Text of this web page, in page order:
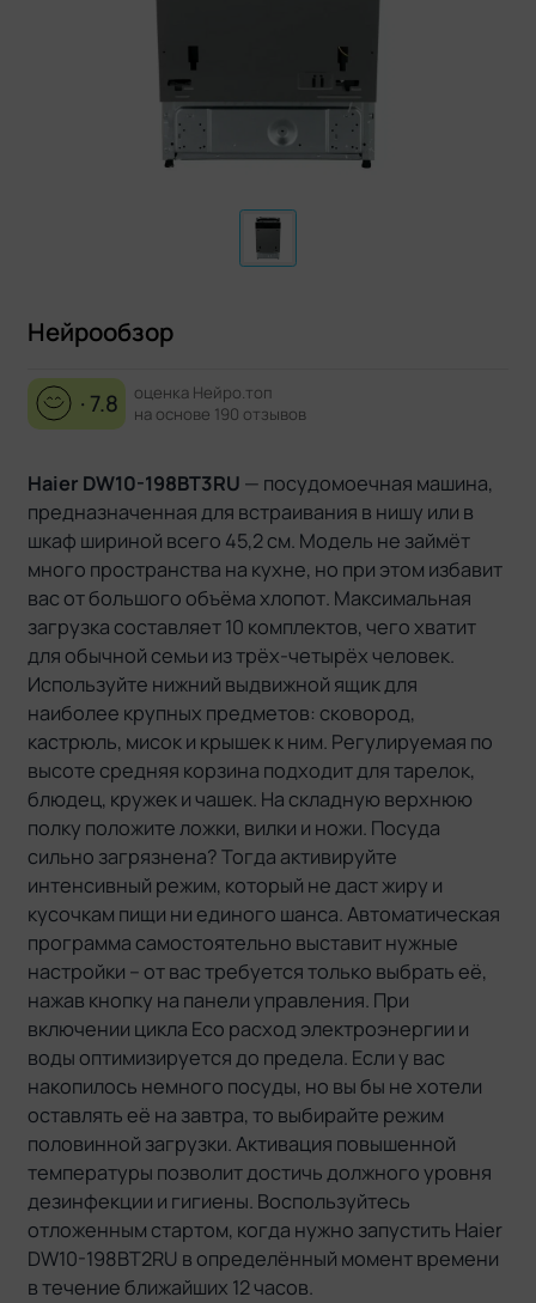
Нейрообзор
· 7.8
оценка Нейро.топ
на основе 190 отзывов
Haier DW10-198BT3RU — посудомоечная машина,
предназначенная для встраивания в нишу или в
шкаф шириной всего 45,2 см. Модель не займёт
много пространства на кухне, но при этом избавит
вас от большого объёма хлопот. Максимальная
загрузка составляет 10 комплектов, чего хватит
для обычной семьи из трёх-четырёх человек.
Используйте нижний выдвижной ящик для
наиболее крупных предметов: сковород,
кастрюль, мисок и крышек к ним. Регулируемая по
высоте средняя корзина подходит для тарелок,
блюдец, кружек и чашек. На складную верхнюю
полку положите ложки, вилки и ножи. Посуда
сильно загрязнена? Тогда активируйте
интенсивный режим, который не даст жиру и
кусочкам пищи ни единого шанса. Автоматическая
программа самостоятельно выставит нужные
настройки – от вас требуется только выбрать её,
нажав кнопку на панели управления. При
включении цикла Eco расход электроэнергии и
воды оптимизируется до предела. Если у вас
накопилось немного посуды, но вы бы не хотели
оставлять её на завтра, то выбирайте режим
половинной загрузки. Активация повышенной
температуры позволит достичь должного уровня
дезинфекции и гигиены. Воспользуйтесь
отложенным стартом, когда нужно запустить Haier
DW10-198BT2RU в определённый момент времени
в течение ближайших 12 часов.